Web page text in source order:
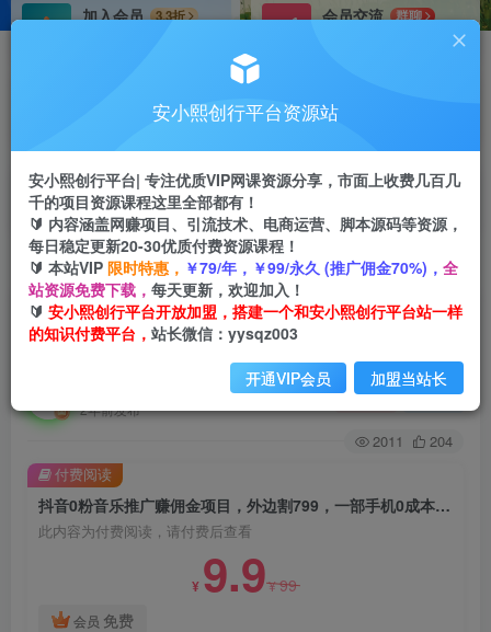
加入会员
3.3折
会员交流
群聊
推广返佣高达70%
24小时自动赚钱
首页 创业课程 会员免费 正文
抖音0粉音乐推广赚佣金项目，外边割799，一部
手机0成本就可操作，月入5000+
2年前发布
关注 私信
2011 204
抖音0粉音乐推广赚佣金项目，外边割799，一部手机0成本就可操作，月入5000+
此内容为付费阅读，请付费后查看
¥ 9.9¥99
会员 免费
付费阅读
安小熙创行平台资源站
安小熙创行平台| 专注优质VIP网课资源分享，市面上收费几百几
千的项目资源课程这里全部都有！
🔰 内容涵盖网赚项目、引流技术、电商运营、脚本源码等资源，
每日稳定更新20-30优质付费资源课程！
🔰 本站VIP 限时特惠， ￥79/年，￥99/永久 (推广佣金70%)， 全
站资源免费下载， 每天更新，欢迎加入！
🔰 安小熙创行平台开放加盟，搭建一个和安小熙创行平台站一样
的知识付费平台， 站长微信：yysqz003
开通VIP会员 加盟当站长